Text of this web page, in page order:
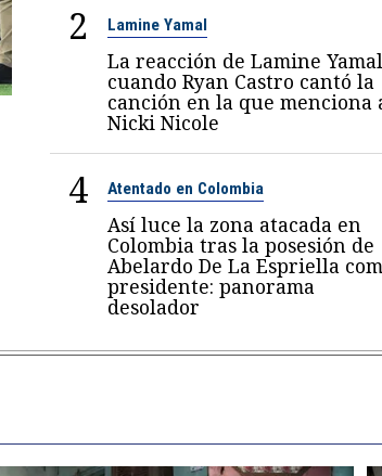
2 Lamine Yamal
La reacción de Lamine Yamal
cuando Ryan Castro cantó la
canción en la que menciona
Nicki Nicole
4 Atentado en Colombia
Así luce la zona atacada en
Colombia tras la posesión de
Abelardo De La Espriella
presidente: panorama
desolador